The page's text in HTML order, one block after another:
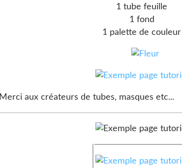
1 tube feuille
1 fond
1 palette de couleur
Merci aux créateurs de tubes, masques etc...